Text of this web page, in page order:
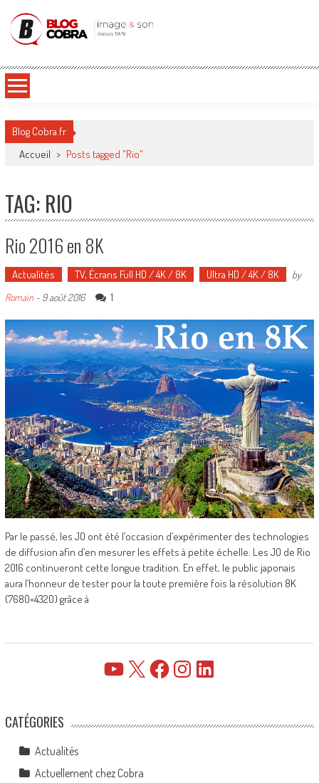
Blog Cobra
Blog Cobra.fr
Accueil > Posts tagged "Rio"
TAG: RIO
Rio 2016 en 8K
Actualités TV, Écrans Full HD / 4K / 8K Ultra HD / 4K / 8K
by
Romain- 9 août 2016 1
Par le passé, les JO ont été l’occasion d’expérimenter des technologies
de diffusion afin d’en mesurer les effets à petite échelle. Les JO de Rio
2016 continueront cette longue tradition. En effet, le public japonais
aura l’honneur de tester pour la toute première fois la résolution 8K
(7680×4320) grâce à
YouTube FacebookInstagramLinkedIn
CATÉGORIES
Actualités
Actuellement chez Cobra